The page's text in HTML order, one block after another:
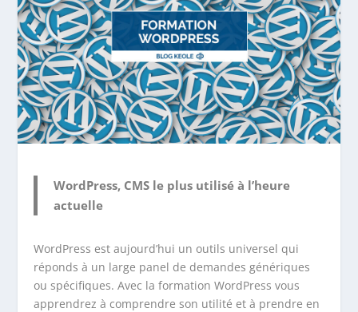
WordPress, CMS le plus utilisé à l’heure
actuelle
WordPress est aujourd’hui un outils universel qui
réponds à un large panel de demandes génériques
ou spécifiques. Avec la formation WordPress vous
apprendrez à comprendre son utilité et à prendre en